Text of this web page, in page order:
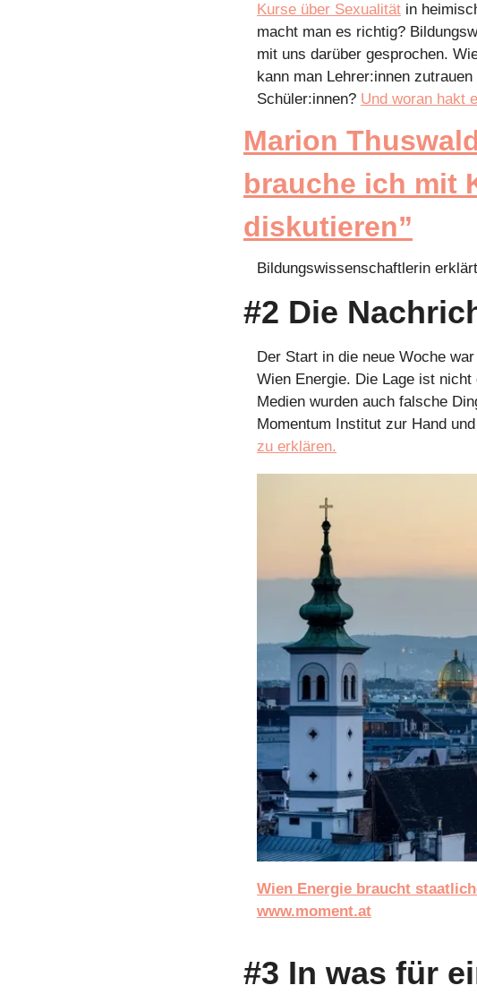
Kurse über Sexualität in
macht man es richtig?
mit uns darüber gesprochen.
kann man Lehrer:innen
Schüler:innen? Und woran hakt
Marion
brauche ich mit
diskutieren”
Bildungswissenschaftlerin
#2 Die
Der Start in die neue Woche
Wien Energie. Die Lage ist
Medien wurden auch falsche
Momentum Institut zur Hand
zu erklären.
Wien Energie braucht
www.moment.at
#3 In was für